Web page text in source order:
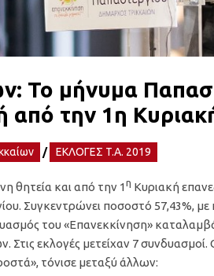
Το μήνυμα
από την 1η
/ ΕΚΛΟΓΕΣ T.A. 2019
θητεία και από την 1η Κυριακή
Συγκεντρώνει ποσοστό 57,43%,
του «Επανεκκίνηση»
Στις εκλογές μετείχαν 7
τόνισε μεταξύ άλλων: